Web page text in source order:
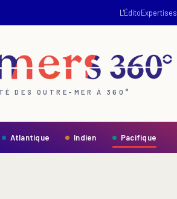
L'ÉditoExpertises
DES OUTRE-MER À 360°
Atlantique Indien Pacifique